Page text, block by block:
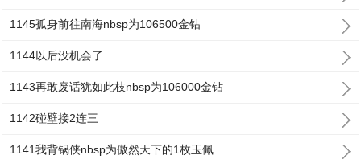
1145孤身前往南海nbsp为106500金钻
1144以后没机会了
1143再敢废话犹如此枝nbsp为106000金钻
1142碰壁接2连三
1141我背锅侠nbsp为傲然天下的1枚玉佩